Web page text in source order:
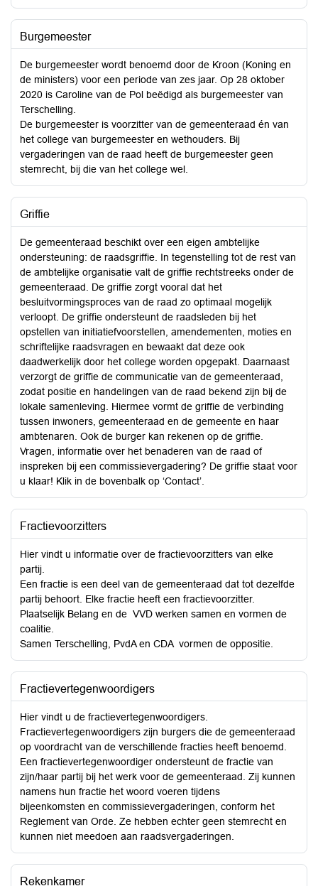
Burgemeester
De burgemeester wordt benoemd door de Kroon (Koning en
de ministers) voor een periode van zes jaar. Op 28 oktober
2020 is Caroline van de Pol beëdigd als burgemeester van
Terschelling.
De burgemeester is voorzitter van de gemeenteraad én van
het college van burgemeester en wethouders. Bij
vergaderingen van de raad heeft de burgemeester geen
stemrecht, bij die van het college wel.
Griffie
De gemeenteraad beschikt over een eigen ambtelijke
ondersteuning: de raadsgriffie. In tegenstelling tot de rest van
de ambtelijke organisatie valt de griffie rechtstreeks onder de
gemeenteraad. De griffie zorgt vooral dat het
besluitvormingsproces van de raad zo optimaal mogelijk
verloopt. De griffie ondersteunt de raadsleden bij het
opstellen van initiatiefvoorstellen, amendementen, moties en
schriftelijke raadsvragen en bewaakt dat deze ook
daadwerkelijk door het college worden opgepakt. Daarnaast
verzorgt de griffie de communicatie van de gemeenteraad,
zodat positie en handelingen van de raad bekend zijn bij de
lokale samenleving. Hiermee vormt de griffie de verbinding
tussen inwoners, gemeenteraad en de gemeente en haar
ambtenaren. Ook de burger kan rekenen op de griffie.
Vragen, informatie over het benaderen van de raad of
inspreken bij een commissievergadering? De griffie staat voor
u klaar! Klik in de bovenbalk op ‘Contact’.
Fractievoorzitters
Hier vindt u informatie over de fractievoorzitters van elke
partij.
Een fractie is een deel van de gemeenteraad dat tot dezelfde
partij behoort. Elke fractie heeft een fractievoorzitter.
Plaatselijk Belang en de VVD werken samen en vormen de
coalitie.
Samen Terschelling, PvdA en CDA vormen de oppositie.
Fractievertegenwoordigers
Hier vindt u de fractievertegenwoordigers.
Fractievertegenwoordigers zijn burgers die de gemeenteraad
op voordracht van de verschillende fracties heeft benoemd.
Een fractievertegenwoordiger ondersteunt de fractie van
zijn/haar partij bij het werk voor de gemeenteraad. Zij kunnen
namens hun fractie het woord voeren tijdens
bijeenkomsten en commissievergaderingen, conform het
Reglement van Orde. Ze hebben echter geen stemrecht en
kunnen niet meedoen aan raadsvergaderingen.
Rekenkamer